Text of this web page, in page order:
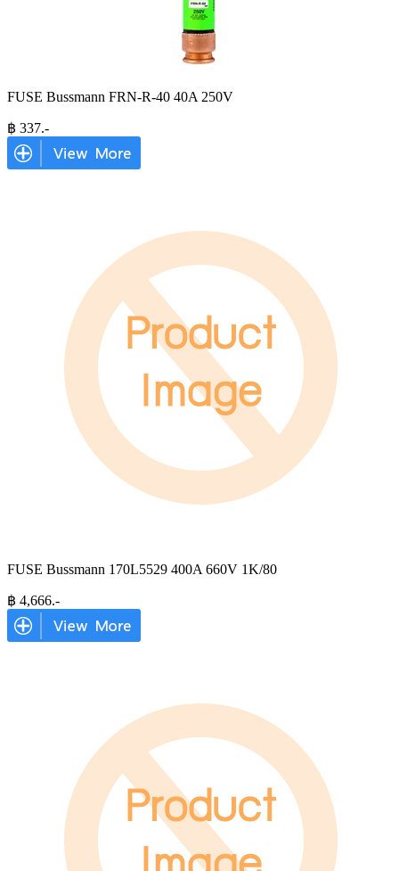
FUSE Bussmann FRN-R-40 40A 250V
฿ 337.-
FUSE Bussmann 170L5529 400A 660V 1K/80
฿ 4,666.-